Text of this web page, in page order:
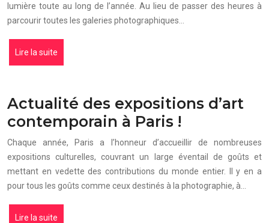
lumière toute au long de l’année. Au lieu de passer des heures à
parcourir toutes les galeries photographiques…
Lire la suite
Actualité des expositions d’art
contemporain à Paris !
Chaque année, Paris a l’honneur d’accueillir de nombreuses
expositions culturelles, couvrant un large éventail de goûts et
mettant en vedette des contributions du monde entier. Il y en a
pour tous les goûts comme ceux destinés à la photographie, à…
Lire la suite